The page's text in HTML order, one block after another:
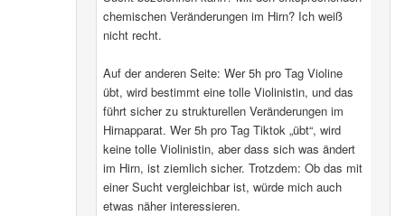
chemischen Veränderungen im Hirn? Ich weiß
nicht recht.
Auf der anderen Seite: Wer 5h pro Tag Violine
übt, wird bestimmt eine tolle Violinistin, und das
führt sicher zu strukturellen Veränderungen im
Hirnapparat. Wer 5h pro Tag Tiktok „übt“, wird
keine tolle Violinistin, aber dass sich was ändert
im Hirn, ist ziemlich sicher. Trotzdem: Ob das mit
einer Sucht vergleichbar ist, würde mich auch
etwas näher interessieren.